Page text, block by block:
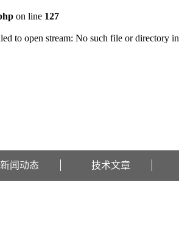
on line 127
to open stream: No such file or directory in
新闻动态 技术文章